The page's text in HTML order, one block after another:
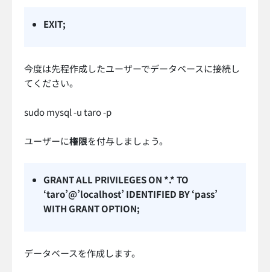
EXIT;
今度は先程作成したユーザーでデータベースに接続し
てください。
sudo mysql -u taro -p
ユーザーに権限を付与しましょう。
GRANT ALL PRIVILEGES ON *.* TO
‘taro’@’localhost’ IDENTIFIED BY ‘pass’
WITH GRANT OPTION;
データベースを作成します。